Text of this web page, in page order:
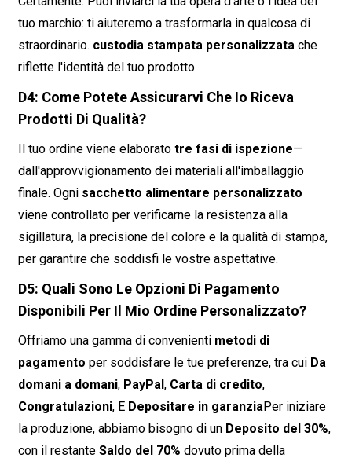
tuo marchio: ti aiuteremo a trasformarla in qualcosa di
straordinario. custodia stampata personalizzata che
riflette l'identità del tuo prodotto.
D4: Come Potete Assicurarvi Che Io Riceva
Prodotti Di Qualità?
Il tuo ordine viene elaborato tre fasi di ispezione—
dall'approvvigionamento dei materiali all'imballaggio
finale. Ogni sacchetto alimentare personalizzato
viene controllato per verificarne la resistenza alla
sigillatura, la precisione del colore e la qualità di stampa,
per garantire che soddisfi le vostre aspettative.
D5: Quali Sono Le Opzioni Di Pagamento
Disponibili Per Il Mio Ordine Personalizzato?
Offriamo una gamma di convenienti metodi di
pagamento per soddisfare le tue preferenze, tra cui Da
domani a domani, PayPal, Carta di credito,
Congratulazioni, E Depositare in garanziaPer iniziare
la produzione, abbiamo bisogno di un Deposito del 30%,
con il restante Saldo del 70% dovuto prima della